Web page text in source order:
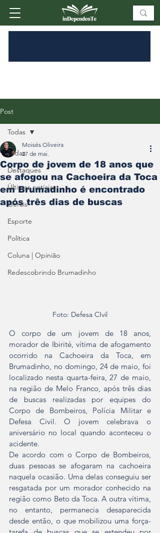
Post
Todas
Destaques
Últimas notícias
Gerais
Esporte
Política
Coluna | Opinião
Redescobrindo Brumadinho
Todas
Corpo de jovem de 18 anos que
se afogou na Cachoeira da Toca
em Brumadinho é encontrado
após três dias de buscas
Moisés Oliveira
27 de mai.
Foto: Defesa CIvil
O corpo de um jovem de 18 anos,
morador de Ibirité, vítima de afogamento
ocorrido na Cachoeira da Toca, em
Brumadinho, no domingo, 24 de maio, foi
localizado nesta quarta-feira, 27 de maio,
na região de Melo Franco, após três dias
de buscas realizadas por equipes do
Corpo de Bombeiros, Polícia Militar e
Defesa Civil. O jovem celebrava o
aniversário no local quando aconteceu o
acidente.
De acordo com o Corpo de Bombeiros,
duas pessoas se afogaram na cachoeira
naquela ocasião. Uma delas conseguiu ser
resgatada por um morador conhecido na
região como Beto da Toca. A outra vítima,
no entanto, permanecia desaparecida
desde então, o que mobilizou uma força-